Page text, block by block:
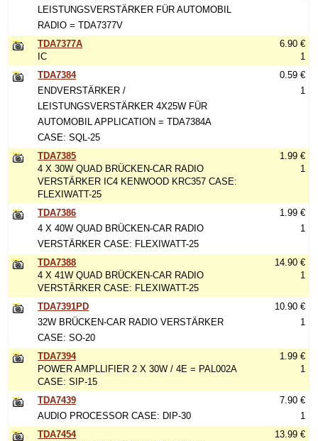
LEISTUNGSVERSTÄRKER FÜR AUTOMOBIL
RADIO = TDA7377V
TDA7377A
IC
6.90 €
1
TDA7384
ENDVERSTÄRKER /
LEISTUNGSVERSTÄRKER 4X25W FÜR
AUTOMOBIL APPLICATION = TDA7384A
CASE: SQL-25
0.59 €
1
TDA7385
4 X 30W QUAD BRÜCKEN-CAR RADIO
VERSTÄRKER IC4 KENWOOD KRC357 CASE:
FLEXIWATT-25
1.99 €
1
TDA7386
4 X 40W QUAD BRÜCKEN-CAR RADIO
VERSTÄRKER CASE: FLEXIWATT-25
1.99 €
1
TDA7388
4 X 41W QUAD BRÜCKEN-CAR RADIO
VERSTÄRKER CASE: FLEXIWATT-25
14.90 €
1
TDA7391PD
32W BRÜCKEN-CAR RADIO VERSTÄRKER
CASE: SO-20
10.90 €
1
TDA7394
POWER AMPLLIFIER 2 X 30W / 4E = PAL002A
CASE: SIP-15
1.99 €
1
TDA7439
AUDIO PROCESSOR CASE: DIP-30
7.90 €
1
TDA7454
13.99 €